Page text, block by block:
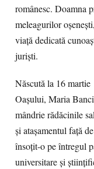
românesc. Doamna
meleagurilor
viață dedicată
juriști.
Născută la 16
Oașului, Maria
mândrie rădăcinile
și atașamentul față
însoțit-o pe întregul
universitare și